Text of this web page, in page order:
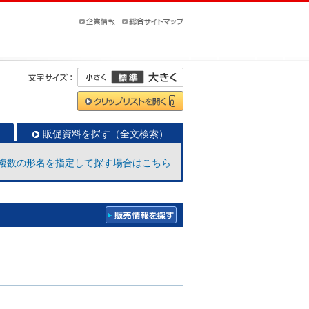
販促資料を探す（全文検索）
数の形名を指定して探す場合はこちら